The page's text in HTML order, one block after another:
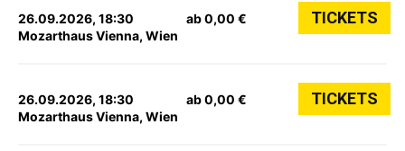
26.09.2026, 18:30
Mozarthaus Vienna, Wien
ab 0,00 € TICKETS
26.09.2026, 18:30
Mozarthaus Vienna, Wien
ab 0,00 € TICKETS